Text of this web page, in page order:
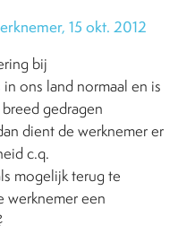
15 okt. 2012
bij
ons land normaal en is
gedragen
dient de werknemer er
c.q.
mogelijk terug te
werknemer een